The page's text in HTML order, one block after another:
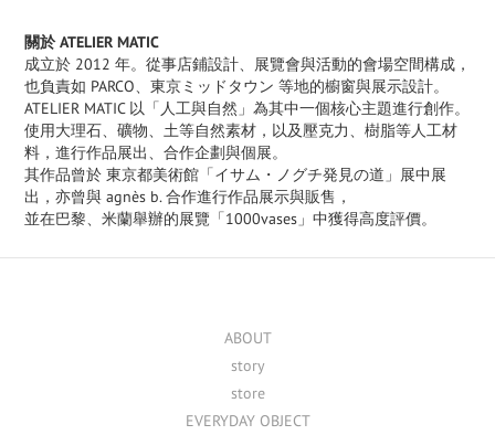
關於 ATELIER MATIC
成立於 2012 年。從事店鋪設計、展覽會與活動的會場空間構成，
也負責如 PARCO、 東京ミッドタウン 等地的櫥窗與展示設計。
ATELIER MATIC 以「人工與自然」為其中一個核心主題進行創作。
使用大理石、礦物、土等自然素材，以及壓克力、樹脂等人工材
料，進行作品展出、合作企劃與個展。
其作品曾於 東京都美術館 「イサム・ノグチ発見の道 」展中展
出，亦曾與 agnès b.合作進行作品展示與販售，
並在巴黎、米蘭舉辦的展覽「1000vases 」中獲得高度評價。
ABOUT
story
store
EVERYDAY OBJECT